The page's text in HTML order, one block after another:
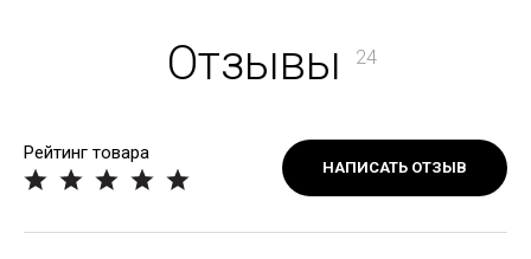
Отзывы 24
Рейтинг товара
НАПИСАТЬ ОТЗЫВ